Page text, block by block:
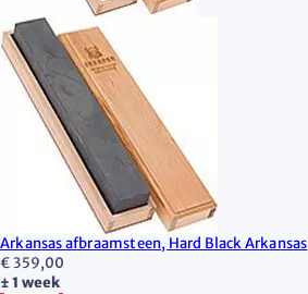
Arkansas afbraamsteen, Hard Black Arkansas
€ 359,00
± 1 week